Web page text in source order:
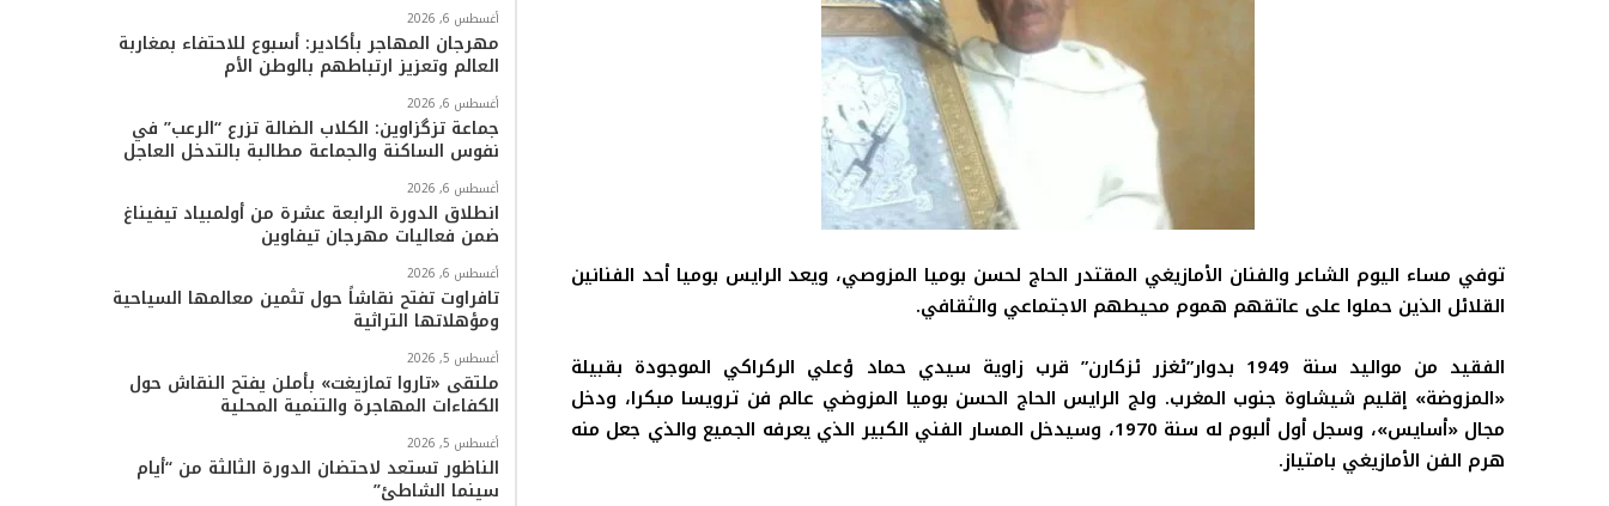
توفي مساء اليوم الشاعر والفنان الأمازيغي المقتدر الحاج لحسن بوميا المزوصي، ويعد الرايس بوميا أحد الفنانين
القلائل الذين حملوا على عاتقهم هموم محيطهم الاجتماعي والثقافي.
الفقيد من مواليد سنة 1949 بدوار”ئغزر ئزكارن” قرب زاوية سيدي حماد ؤعلي الركراكي الموجودة بقبيلة
«المزوضة» إقليم شيشاوة جنوب المغرب. ولج الرايس الحاج الحسن بوميا المزوضي عالم فن ترويسا مبكرا، ودخل
مجال «أسايس»، وسجل أول ألبوم له سنة 1970، وسيدخل المسار الفني الكبير الذي يعرفه الجميع والذي جعل منه
هرم الفن الأمازيغي بامتياز.
أغسطس 6, 2026
مهرجان المهاجر بأكادير: أسبوع للاحتفاء بمغاربة
العالم وتعزيز ارتباطهم بالوطن الأم
أغسطس 6, 2026
جماعة تزگزاوين: الكلاب الضالة تزرع “الرعب” في
نفوس الساكنة والجماعة مطالبة بالتدخل العاجل
أغسطس 6, 2026
انطلاق الدورة الرابعة عشرة من أولمبياد تيفيناغ
ضمن فعاليات مهرجان تيفاوين
أغسطس 6, 2026
تافراوت تفتح نقاشاً حول تثمين معالمها السياحية
ومؤهلاتها التراثية
أغسطس 5, 2026
ملتقى «تاروا تمازيغت» بأملن يفتح النقاش حول
الكفاءات المهاجرة والتنمية المحلية
أغسطس 5, 2026
الناظور تستعد لاحتضان الدورة الثالثة من “أيام
سينما الشاطئ”